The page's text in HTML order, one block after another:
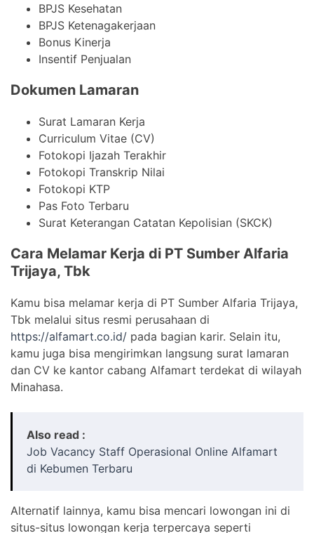
BPJS Kesehatan
BPJS Ketenagakerjaan
Bonus Kinerja
Insentif Penjualan
Dokumen Lamaran
Surat Lamaran Kerja
Curriculum Vitae (CV)
Fotokopi Ijazah Terakhir
Fotokopi Transkrip Nilai
Fotokopi KTP
Pas Foto Terbaru
Surat Keterangan Catatan Kepolisian (SKCK)
Cara Melamar Kerja di PT Sumber Alfaria
Trijaya, Tbk
Kamu bisa melamar kerja di PT Sumber Alfaria Trijaya,
Tbk melalui situs resmi perusahaan di
https://alfamart.co.id/ pada bagian karir. Selain itu,
kamu juga bisa mengirimkan langsung surat lamaran
dan CV ke kantor cabang Alfamart terdekat di wilayah
Minahasa.
Also read :
Job Vacancy Staff Operasional Online Alfamart
di Kebumen Terbaru
Alternatif lainnya, kamu bisa mencari lowongan ini di
situs-situs lowongan kerja terpercaya seperti